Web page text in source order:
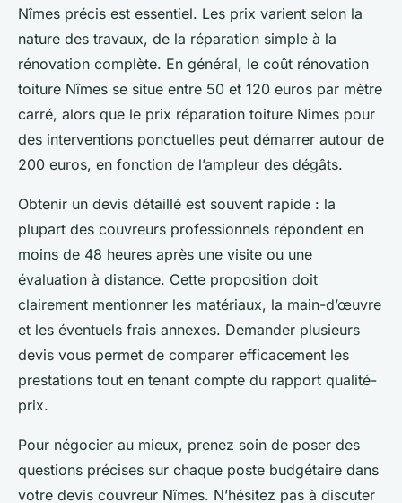
Nîmes précis est essentiel. Les prix varient selon la
nature des travaux, de la réparation simple à la
rénovation complète. En général, le coût rénovation
toiture Nîmes se situe entre 50 et 120 euros par mètre
carré, alors que le prix réparation toiture Nîmes pour
des interventions ponctuelles peut démarrer autour de
200 euros, en fonction de l’ampleur des dégâts.
Obtenir un devis détaillé est souvent rapide : la
plupart des couvreurs professionnels répondent en
moins de 48 heures après une visite ou une
évaluation à distance. Cette proposition doit
clairement mentionner les matériaux, la main-d’œuvre
et les éventuels frais annexes. Demander plusieurs
devis vous permet de comparer efficacement les
prestations tout en tenant compte du rapport qualité-
prix.
Pour négocier au mieux, prenez soin de poser des
questions précises sur chaque poste budgétaire dans
votre devis couvreur Nîmes. N’hésitez pas à discuter